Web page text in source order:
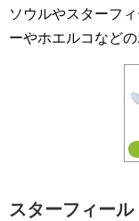
ソウルやスターフ
ーやホエルコなど
スターフィー